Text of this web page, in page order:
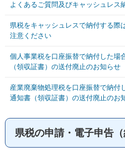
よくあるご質問及びキャッシュレス
県税をキャッシュレスで納付する際
注意ください
個人事業税を口座振替で納付した場
（領収証書）の送付廃止のお知らせ
産業廃棄物処理税を口座振替で納付
通知書（領収証書）の送付廃止のお
県税の申請・電子申告（